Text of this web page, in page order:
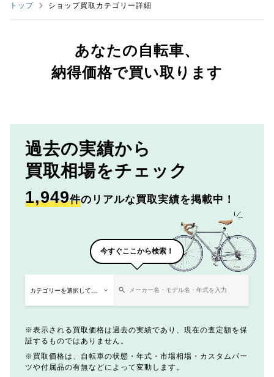
トップ ショップ買取カテゴリー詳細
あなたの自転車、
納得価格で買い取ります
過去の実績から
買取相場をチェック
1,949件のリアルな買取実績を掲載中！
今すぐここから検索！
表示される買取価格は過去の実績であり、現在の査定額を保
証するものではありません。
買取価格は、自転車の状態・年式・市場相場・カスタムパー
ツや付属品の有無などによって変動します。